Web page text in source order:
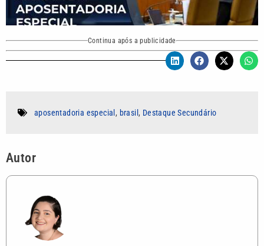
Continua após a publicidade
aposentadoria especial , brasil , Destaque Secundário
Autor